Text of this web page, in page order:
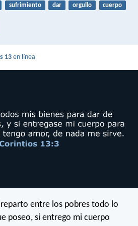
sufrimiento dar orgullo
cuerpo
13 en línea
reparto entre los pobres todo lo
poseo, si entrego mi cuerpo